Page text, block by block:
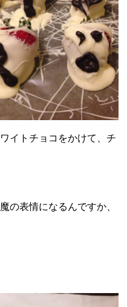
イトチョコをかけて、チ
の表情になるんですか、